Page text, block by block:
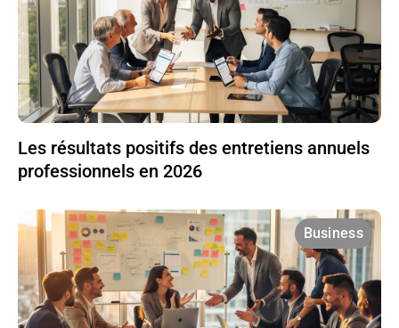
Les résultats positifs des entretiens annuels
professionnels en 2026
Business